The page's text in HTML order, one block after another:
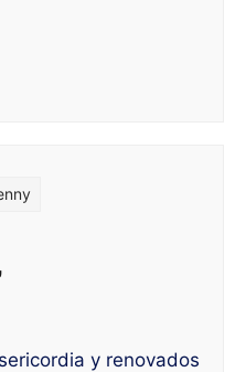
y renovados